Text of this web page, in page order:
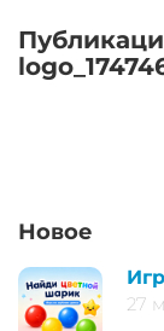
Новое
27